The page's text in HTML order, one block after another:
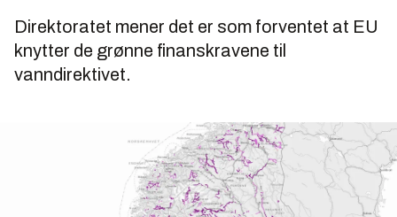
Direktoratet mener det er som forventet at EU
knytter de grønne finanskravene til
vanndirektivet.